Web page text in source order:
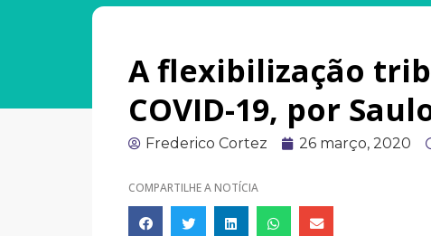
A flexibilização
COVID-19, por
Frederico Cortez 26 março, 2020
COMPARTILHE A NOTÍCIA